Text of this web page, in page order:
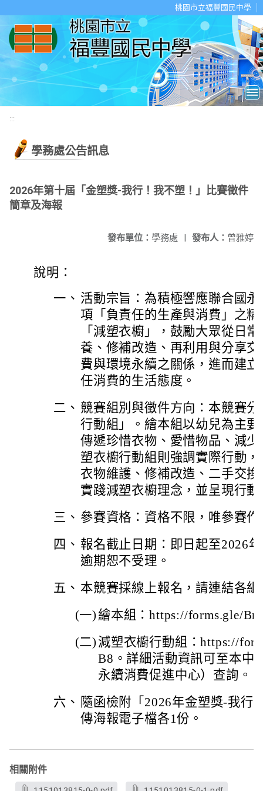
桃園市立福豐國民中學
:::
學務處公告訊息
2026年第十屆「金塑獎-我行！我不塑！」比賽徵件
簡章及海報
發布人： 曾雅婷
發布單位： 學務處 |
說明：
一、 活動宗旨：為積極響應聯合國
項「負責任的生產與消費」之
「減塑衣櫥」，鼓勵大眾從日
養、修補改造、再利用與分享
費與環境永續之關係，進而建
任消費的生活態度。
二、 競賽組別與徵件方向：本競賽
行動組」。繪本組以幼兒為主
傳遞珍惜衣物、愛惜物品、減
塑衣櫥行動組則強調實際行動
衣物維護、修補改造、二手交
實踐減塑衣櫥理念，並呈現行
三、 參賽資格：資格不限，唯參賽
四、 報名截止日期：即日起至2026
逾期恕不受理。
五、 本競賽採線上報名，請連結各
(一) 繪本組：https://forms.gle/
(二) 減塑衣櫥行動組：https://
B8。詳細活動資訊可至本中
永續消費促進中心）查詢。
六、 隨函檢附「2026年金塑獎-我行
傳海報電子檔各1份。
相關附件